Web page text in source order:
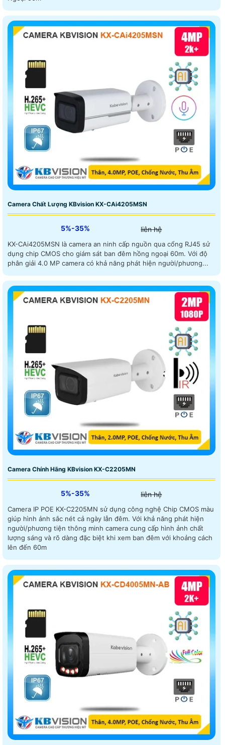
Camera Chất Lượng KBvision KX-CAi4205MSN
5%-35% liên hệ
KX-CAi4205MSN là camera an ninh cấp nguồn qua cổng RJ45 sử
dụng chip CMOS cho giám sát ban đêm hồng ngoại 60m. Với độ
phân giải 4.0 MP camera có khả năng phát hiện người/phương...
Camera Chính Hãng KBvision KX-C2205MN
5%-35% liên hệ
Camera IP POE KX-C2205MN sử dụng công nghệ Chip CMOS màu
giúp hình ảnh sắc nét cả ngày lẫn đêm. Với khả năng phát hiện
người/phương tiện thông minh camera cung cấp hình ảnh chất
lượng sáng và rõ dàng đặc biệt khi xem ban đêm với khoảng cách
lên đến 60m